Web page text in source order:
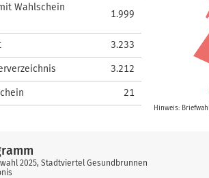
Wahlschein
1.999
3.233
3.212
21
Hinweis:
2025, Stadtviertel Gesundbrunnen